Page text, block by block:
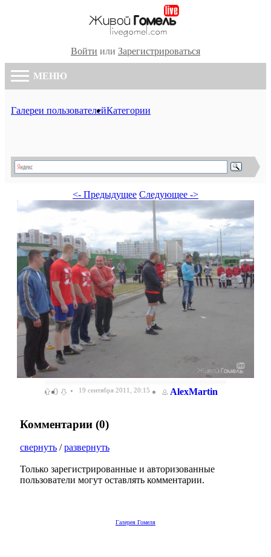
Войти или Зарегистрироваться
МЕНЮ
Галереи пользователейКатегории
<- Предыдущее Следующее ->
0 19 сентября 2011, 20:15 AlexMartin
Комментарии (0)
свернуть /развернуть
Только зарегистрированные и авторизованные
пользователи могут оставлять комментарии.
Галерея Гомеля